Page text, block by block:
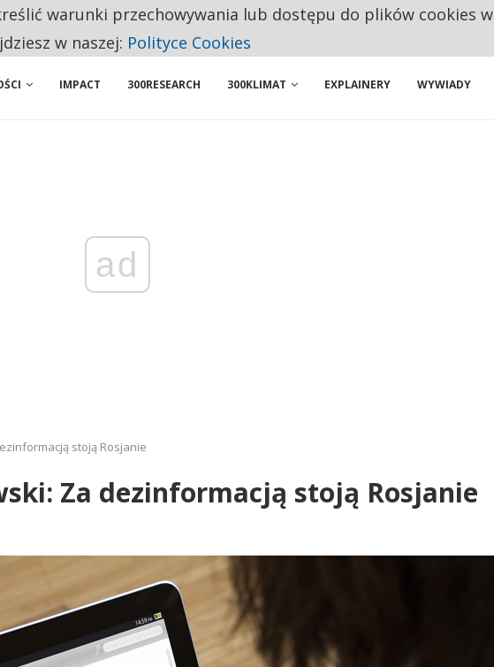
SĄ DWA PODMIOTY Z POLSKI
IMPACT 300RESEARCH 300KLIMAT EXPLAINERY WYWIADY
ad
stoją Rosjanie
Za dezinformacją stoją Rosjanie
warunki przechowywania lub dostępu do plików cookies w
w naszej: Polityce Cookies